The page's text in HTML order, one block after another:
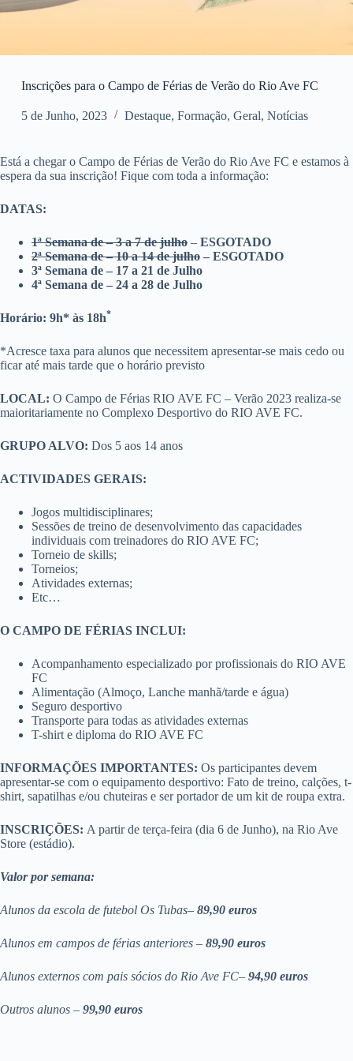
Inscrições para o Campo de Férias de Verão do Rio Ave FC
5 de Junho, 2023 Destaque, Formação, Geral, Notícias
Está a chegar o Campo de Férias de Verão do Rio Ave FC e estamos à
espera da sua inscrição! Fique com toda a informação:
DATAS:
1ª Semana de – 3 a 7 de julho – ESGOTADO
2ª Semana de – 10 a 14 de julho – ESGOTADO
3ª Semana de – 17 a 21 de Julho
4ª Semana de – 24 a 28 de Julho
Horário: 9h* às 18h*
*Acresce taxa para alunos que necessitem apresentar-se mais cedo ou
ficar até mais tarde que o horário previsto
LOCAL: O Campo de Férias RIO AVE FC – Verão 2023 realiza-se
maioritariamente no Complexo Desportivo do RIO AVE FC.
GRUPO ALVO: Dos 5 aos 14 anos
ACTIVIDADES GERAIS:
Jogos multidisciplinares;
Sessões de treino de desenvolvimento das capacidades
individuais com treinadores do RIO AVE FC;
Torneio de skills;
Torneios;
Atividades externas;
Etc…
O CAMPO DE FÉRIAS INCLUI:
Acompanhamento especializado por profissionais do RIO AVE
FC
Alimentação (Almoço, Lanche manhã/tarde e água)
Seguro desportivo
Transporte para todas as atividades externas
T-shirt e diploma do RIO AVE FC
INFORMAÇÕES IMPORTANTES: Os participantes devem
apresentar-se com o equipamento desportivo: Fato de treino, calções, t-
shirt, sapatilhas e/ou chuteiras e ser portador de um kit de roupa extra.
INSCRIÇÕES: A partir de terça-feira (dia 6 de Junho), na Rio Ave
Store (estádio).
Valor por semana:
Alunos da escola de futebol Os Tubas– 89,90 euros
Alunos em campos de férias anteriores – 89,90 euros
Alunos externos com pais sócios do Rio Ave FC– 94,90 euros
Outros alunos – 99,90 euros